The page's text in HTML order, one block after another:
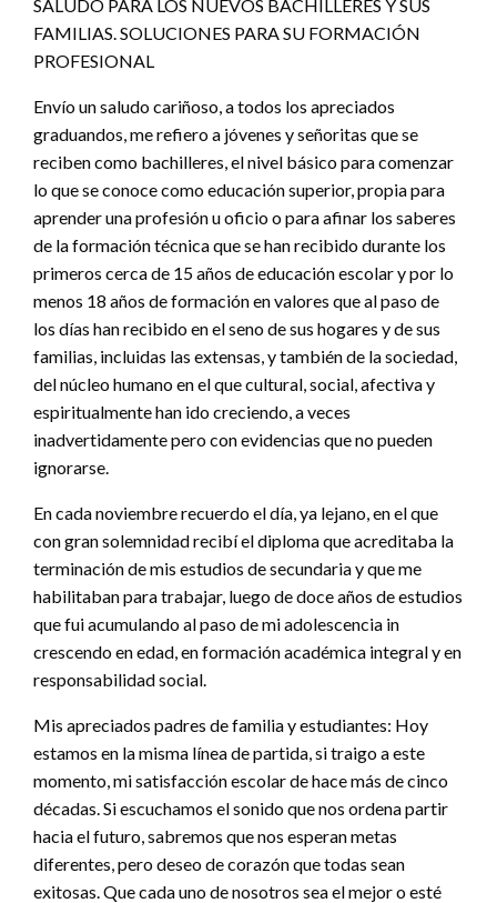
SALUDO PARA LOS NUEVOS BACHILLERES Y SUS
FAMILIAS. SOLUCIONES PARA SU FORMACIÓN
PROFESIONAL
Envío un saludo cariñoso, a todos los apreciados
graduandos, me refiero a jóvenes y señoritas que se
reciben como bachilleres, el nivel básico para comenzar
lo que se conoce como educación superior, propia para
aprender una profesión u oficio o para afinar los saberes
de la formación técnica que se han recibido durante los
primeros cerca de 15 años de educación escolar y por lo
menos 18 años de formación en valores que al paso de
los días han recibido en el seno de sus hogares y de sus
familias, incluidas las extensas, y también de la sociedad,
del núcleo humano en el que cultural, social, afectiva y
espiritualmente han ido creciendo, a veces
inadvertidamente pero con evidencias que no pueden
ignorarse.
En cada noviembre recuerdo el día, ya lejano, en el que
con gran solemnidad recibí el diploma que acreditaba la
terminación de mis estudios de secundaria y que me
habilitaban para trabajar, luego de doce años de estudios
que fui acumulando al paso de mi adolescencia in
crescendo en edad, en formación académica integral y en
responsabilidad social.
Mis apreciados padres de familia y estudiantes: Hoy
estamos en la misma línea de partida, si traigo a este
momento, mi satisfacción escolar de hace más de cinco
décadas. Si escuchamos el sonido que nos ordena partir
hacia el futuro, sabremos que nos esperan metas
diferentes, pero deseo de corazón que todas sean
exitosas. Que cada uno de nosotros sea el mejor o esté